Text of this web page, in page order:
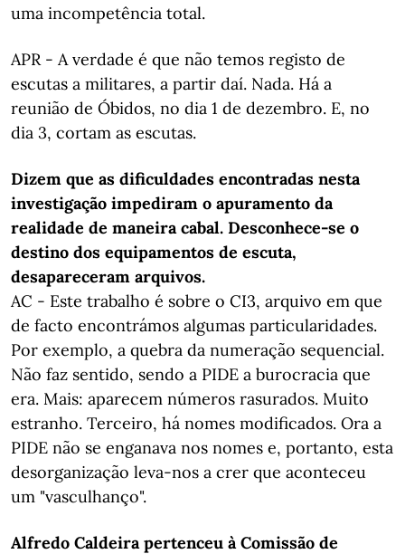
uma incompetência total.
APR - A verdade é que não temos registo de
escutas a militares, a partir daí. Nada. Há a
reunião de Óbidos, no dia 1 de dezembro. E, no
dia 3, cortam as escutas.
Dizem que as dificuldades encontradas nesta
investigação impediram o apuramento da
realidade de maneira cabal. Desconhece-se o
destino dos equipamentos de escuta,
desapareceram arquivos.
AC - Este trabalho é sobre o CI3, arquivo em que
de facto encontrámos algumas particularidades.
Por exemplo, a quebra da numeração sequencial.
Não faz sentido, sendo a PIDE a burocracia que
era. Mais: aparecem números rasurados. Muito
estranho. Terceiro, há nomes modificados. Ora a
PIDE não se enganava nos nomes e, portanto, esta
desorganização leva-nos a crer que aconteceu
um "vasculhanço".
Alfredo Caldeira pertenceu à Comissão de